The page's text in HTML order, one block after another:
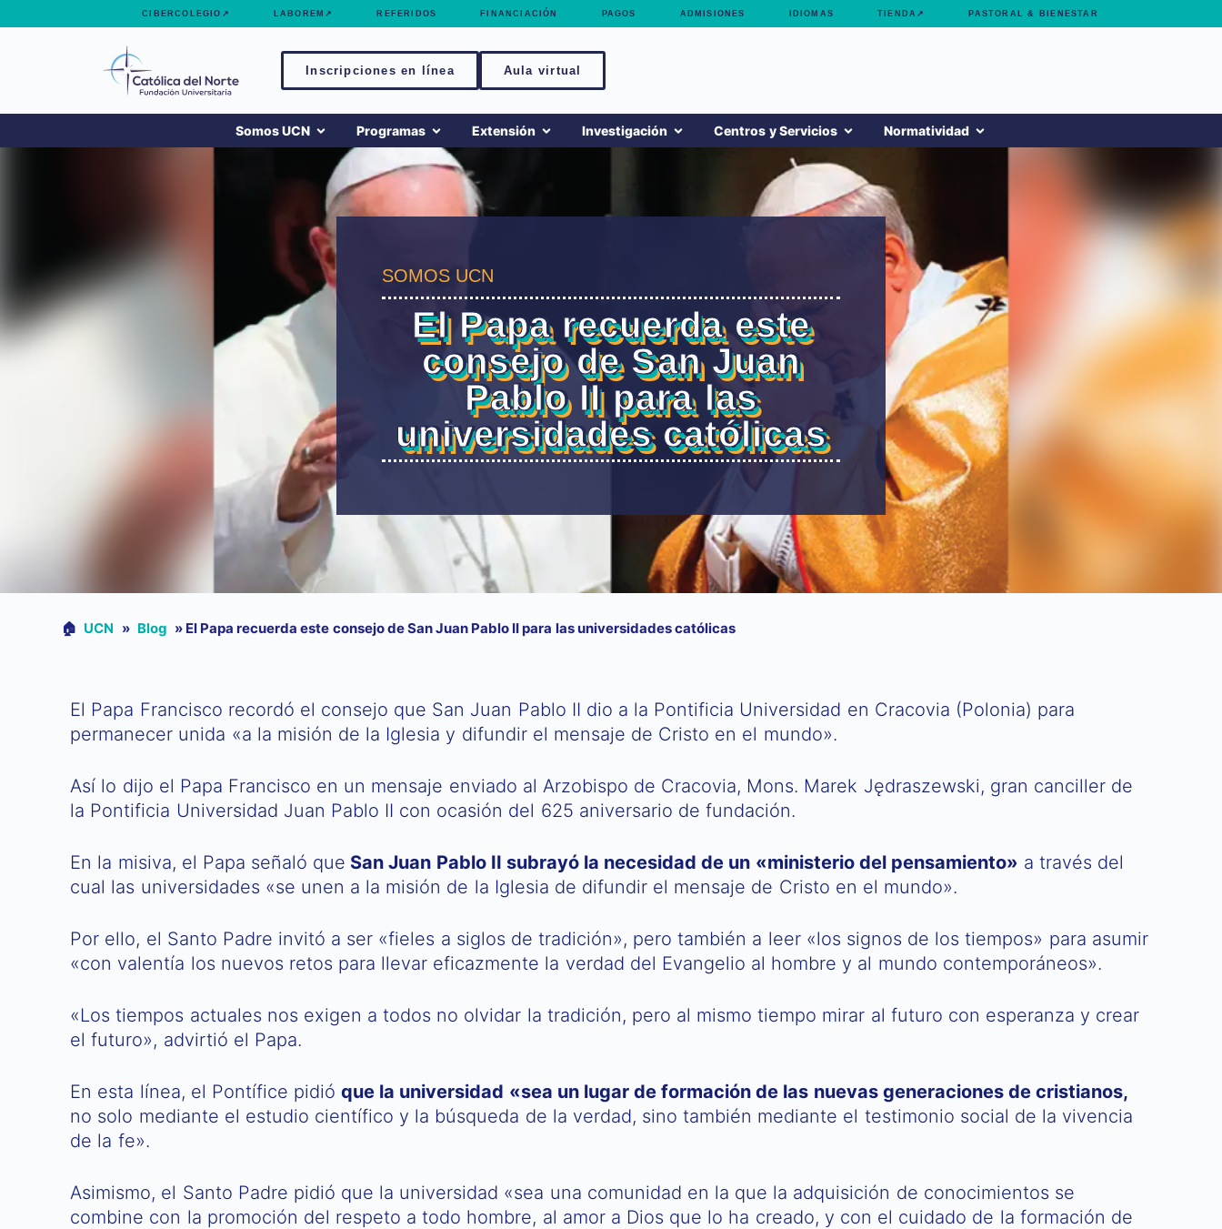
CIBERCOLEGIO↗ LABOREM↗ REFERIDOS FINANCIACIÓN PAGOS ADMISIONES IDIOMAS TIENDA↗ PASTORAL & BIENESTAR
Inscripciones en línea Aula virtual
Somos UCN Programas Extensión Investigación Centros y Servicios Normatividad
SOMOS UCN
El Papa recuerda este
consejo de San Juan
Pablo II para las
universidades católicas
🏠︎ UCN » Blog » El Papa recuerda este consejo de San Juan Pablo II para las universidades católicas
El Papa Francisco recordó el consejo que San Juan Pablo II dio a la Pontificia Universidad en Cracovia (Polonia) para
permanecer unida «a la misión de la Iglesia y difundir el mensaje de Cristo en el mundo».
Así lo dijo el Papa Francisco en un mensaje enviado al Arzobispo de Cracovia, Mons. Marek Jędraszewski, gran canciller de
la Pontificia Universidad Juan Pablo II con ocasión del 625 aniversario de fundación.
En la misiva, el Papa señaló que San Juan Pablo II subrayó la necesidad de un «ministerio del pensamiento» a través del
cual las universidades «se unen a la misión de la Iglesia de difundir el mensaje de Cristo en el mundo».
Por ello, el Santo Padre invitó a ser «fieles a siglos de tradición», pero también a leer «los signos de los tiempos» para asumir
«con valentía los nuevos retos para llevar eficazmente la verdad del Evangelio al hombre y al mundo contemporáneos».
«Los tiempos actuales nos exigen a todos no olvidar la tradición, pero al mismo tiempo mirar al futuro con esperanza y crear
el futuro», advirtió el Papa.
En esta línea, el Pontífice pidióque la universidad «sea un lugar de formación de las nuevas generaciones de cristianos,
no solo mediante el estudio científico y la búsqueda de la verdad, sino también mediante el testimonio social de la vivencia
de la fe».
Asimismo, el Santo Padre pidió que la universidad «sea una comunidad en la que la adquisición de conocimientos se
combine con la promoción del respeto a todo hombre, al amor a Dios que lo ha creado, y con el cuidado de la formación de